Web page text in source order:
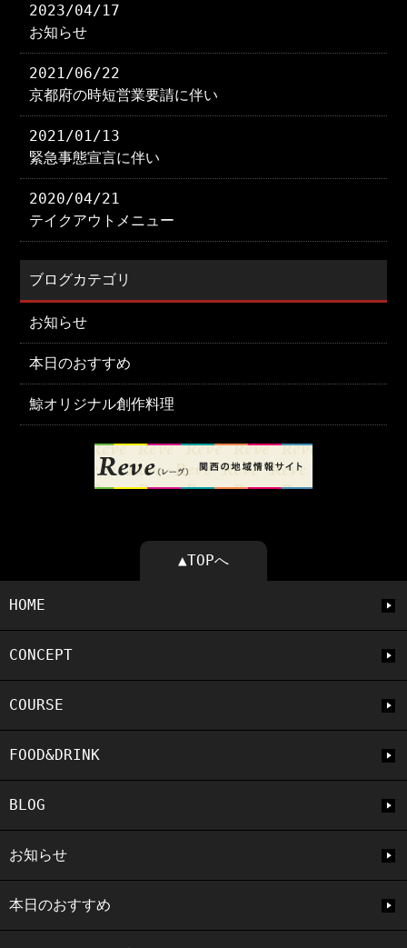
2023/04/17
お知らせ
2021/06/22
京都府の時短営業要請に伴い
2021/01/13
緊急事態宣言に伴い
2020/04/21
テイクアウトメニュー
ブログカテゴリ
お知らせ
本日のおすすめ
鯨オリジナル創作料理
▲TOPへ
HOME
CONCEPT
COURSE
FOOD&DRINK
BLOG
お知らせ
本日のおすすめ